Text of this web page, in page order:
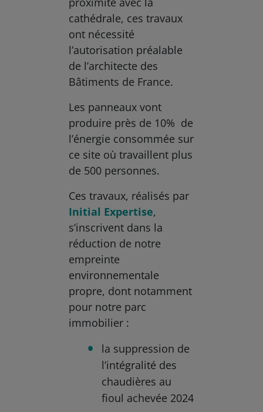
cathédrale, ces travaux
ont nécessité
l’autorisation préalable
de l’architecte des
Bâtiments de France.
Les panneaux vont
produire près de 10% de
l’énergie consommée sur
ce site où travaillent plus
de 500 personnes.
Ces travaux, réalisés par
Initial Expertise,
s’inscrivent dans la
réduction de notre
empreinte
environnementale
propre, dont notamment
pour notre parc
immobilier :
la suppression de
l’intégralité des
chaudières au
fioul achevée 2024